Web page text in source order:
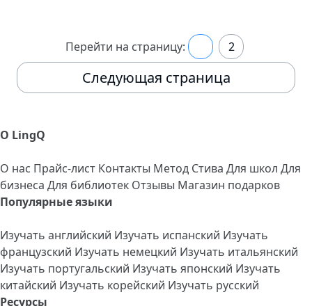
Перейти на страницу: 2
Следующая страница
О LingQ
О нас Прайс-лист Контакты Метод Стива Для школ Для
бизнеса Для библиотек Отзывы Магазин подарков
Популярные языки
Изучать английский Изучать испанский Изучать
французский Изучать немецкий Изучать итальянский
Изучать португальский Изучать японский Изучать
китайский Изучать корейский Изучать русский
Ресурсы